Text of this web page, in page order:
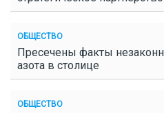
ОБЩЕСТВО
Пресечены факты
азота в столице
ОБЩЕСТВО